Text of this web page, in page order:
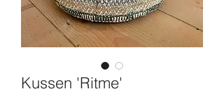
Kussen 'Ritme'